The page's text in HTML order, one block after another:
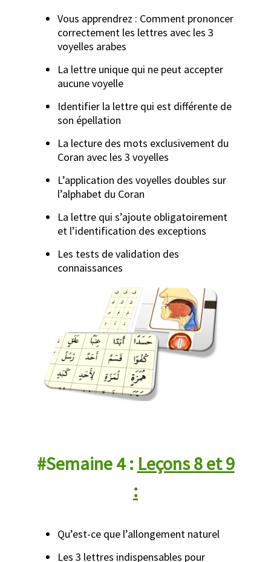
Vous apprendrez : Comment prononcer
correctement les lettres avec les 3
voyelles arabes
La lettre unique qui ne peut accepter
aucune voyelle
Identifier la lettre qui est différente de
son épellation
La lecture des mots exclusivement du
Coran avec les 3 voyelles
L’application des voyelles doubles sur
l’alphabet du Coran
La lettre qui s’ajoute obligatoirement
et l’identification des exceptions
Les tests de validation des
connaissances
#Semaine 4 : Leçons 8 et 9
:
Qu’est-ce que l’allongement naturel
Les 3 lettres indispensables pour